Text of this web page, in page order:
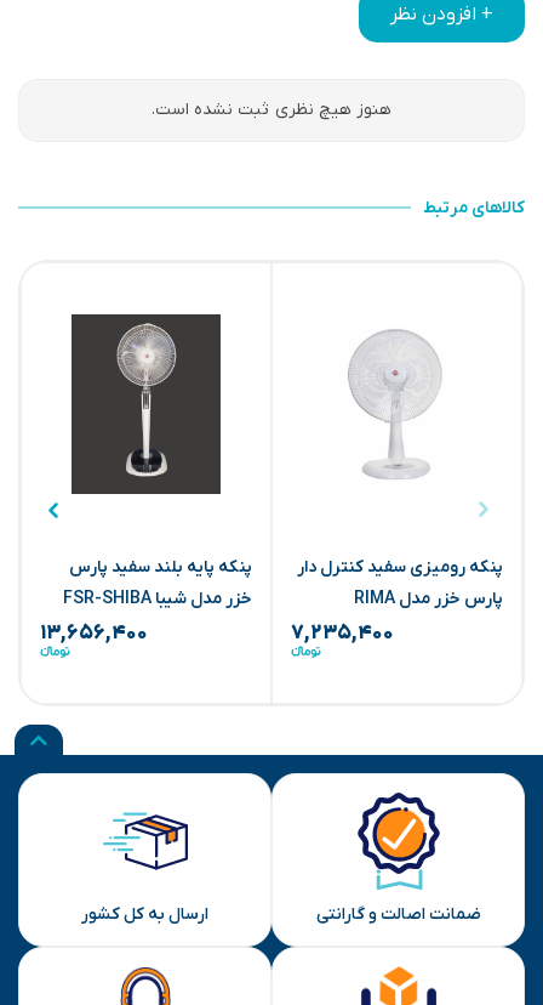
+ افزودن نظر
هنوز هیچ نظری ثبت نشده است.
کالاهای مرتبط
پنکه رومیزی سفید کنترل دار
پارس خزر مدل RIMA
۷,۲۳۵,۴۰۰
پنکه پایه بلند سفید پارس
خزر مدل شیبا FSR-SHIBA
۱۳,۶۵۶,۴۰۰
ضمانت اصالت و گارانتی ارسال به کل کشور